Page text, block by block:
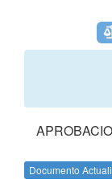
Documento